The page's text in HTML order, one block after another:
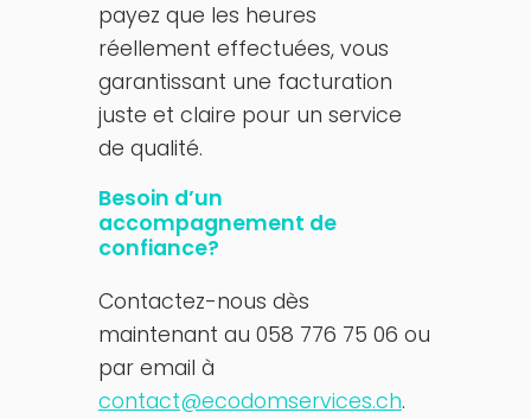
payez que les heures
réellement effectuées, vous
garantissant une facturation
juste et claire pour un service
de qualité.
Besoin d’un
accompagnement de
confiance?
Contactez-nous dès
maintenant au 058 776 75 06 ou
par email à
contact@ecodomservices.ch.